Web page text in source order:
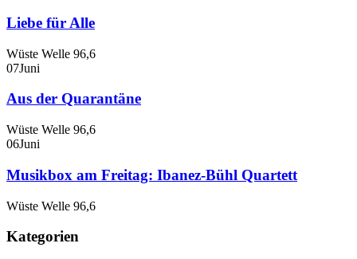
Liebe für Alle
Wüste Welle 96,6
07Juni
Aus der Quarantäne
Wüste Welle 96,6
06Juni
Musikbox am Freitag: Ibanez-Bühl Quartett
Wüste Welle 96,6
Kategorien